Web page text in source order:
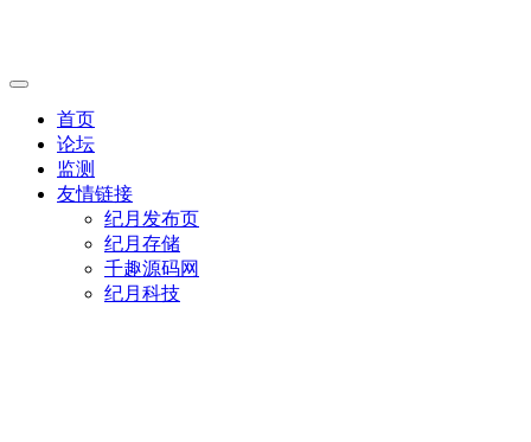
首页
论坛
监测
友情链接
纪月发布页
纪月存储
千趣源码网
纪月科技